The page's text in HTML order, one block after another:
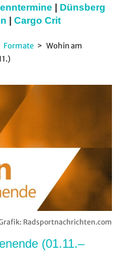
| Dünsberg
| Cargo Crit
Formate
Wohin am
Radsportnachrichten.com
(01.11.–